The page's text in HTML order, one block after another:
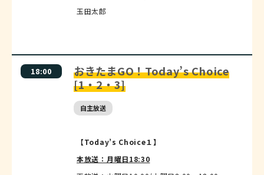
玉田太郎
18:00
おきたまGO！Today’s Choice
[1・2・3]
自主放送
【Today’s Choice１】
本放送：月曜日18:30